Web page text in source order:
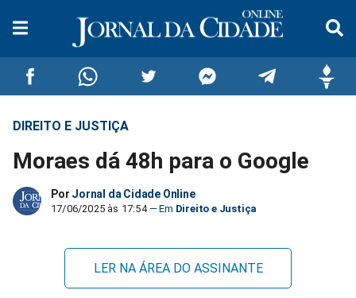
Compartilhar
no
Facebook
Compartilhar
no
Whatsapp
Compartilhar
no
Twitter
no
Messenger
no
Telegram
DIREITO E JUSTIÇA
Moraes dá 48h para o Google
Por Jornal da Cidade Online
17/06/2025 às 17:54 Direito e Justiça
LER NA ÁREA DO ASSINANTE